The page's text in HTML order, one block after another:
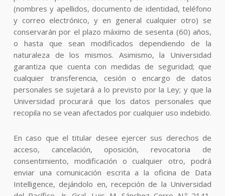
(nombres y apellidos, documento de identidad, teléfono
y correo electrónico, y en general cualquier otro) se
conservarán por el plazo máximo de sesenta (60) años,
o hasta que sean modificados dependiendo de la
naturaleza de los mismos. Asimismo, la Universidad
garantiza que cuenta con medidas de seguridad; que
cualquier transferencia, cesión o encargo de datos
personales se sujetará a lo previsto por la Ley; y que la
Universidad procurará que los datos personales que
recopila no se vean afectados por cualquier uso indebido.
En caso que el titular desee ejercer sus derechos de
acceso, cancelación, oposición, revocatoria de
consentimiento, modificación o cualquier otro, podrá
enviar una comunicación escrita a la oficina de Data
Intelligence, dejándolo en, recepción de la Universidad